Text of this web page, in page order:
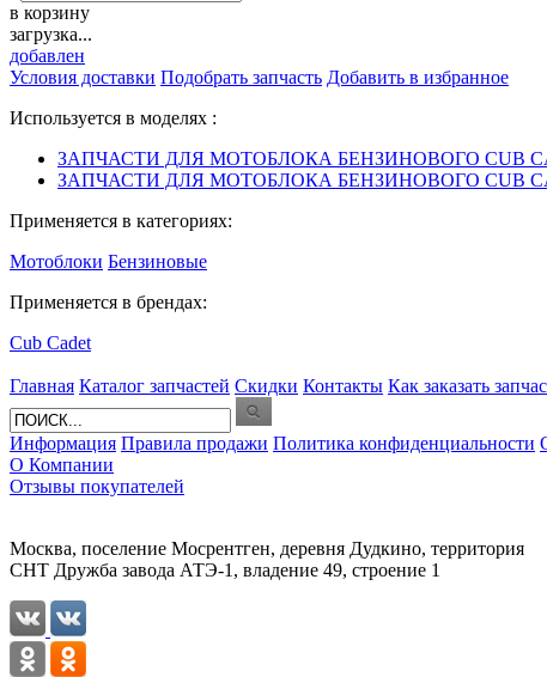
в корзину
загрузка...
добавлен
Условия доставки Подобрать запчасть Добавить в избранное
Используется в моделях :
ЗАПЧАСТИ ДЛЯ МОТОБЛОКА БЕНЗИНОВОГО CUB
ЗАПЧАСТИ ДЛЯ МОТОБЛОКА БЕНЗИНОВОГО CUB
Применяется в категориях:
Мотоблоки Бензиновые
Применяется в брендах:
Cub Cadet
Главная Каталог запчастей Скидки Контакты Как заказать
Информация Правила продажи Политика конфиденциальности
О Компании
Отзывы покупателей
Москва, поселение Мосрентген, деревня Дудкино, территория
СНТ Дружба завода АТЭ-1, владение 49, строение 1